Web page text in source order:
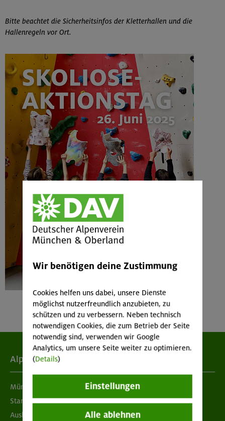
Bitte beachtet die Sicherheitsinfos der Kletterhallen und die
Hallenregeln vor Ort.
Alpenverein
München & Oberland
Standorte
Ausbildung & Jobs
Wir benötigen deine Zustimmung
Cookies helfen uns dabei, unsere Dienste
möglichst nutzerfreundlich anzubieten, zu
schützen und zu verbessern. Neben technisch
notwendigen Cookies, die zum Betrieb der Seite
notwendig sind, verwenden wir Google
Analytics, um unsere Seite weiter zu optimieren.
(Details)
Einstellungen
Alle ablehnen